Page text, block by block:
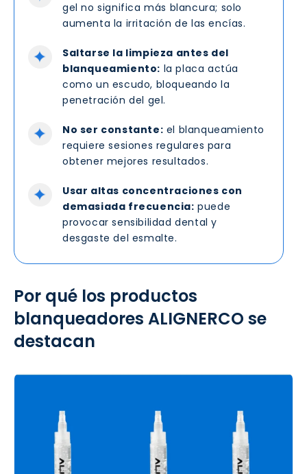
gel no significa más blancura; solo
aumenta la irritación de las encías.
Saltarse la limpieza antes del
blanqueamiento: la placa actúa
como un escudo, bloqueando la
penetración del gel.
No ser constante: el blanqueamiento
requiere sesiones regulares para
obtener mejores resultados.
Usar altas concentraciones con
demasiada frecuencia: puede
provocar sensibilidad dental y
desgaste del esmalte.
Por qué los productos
blanqueadores ALIGNERCO se
destacan